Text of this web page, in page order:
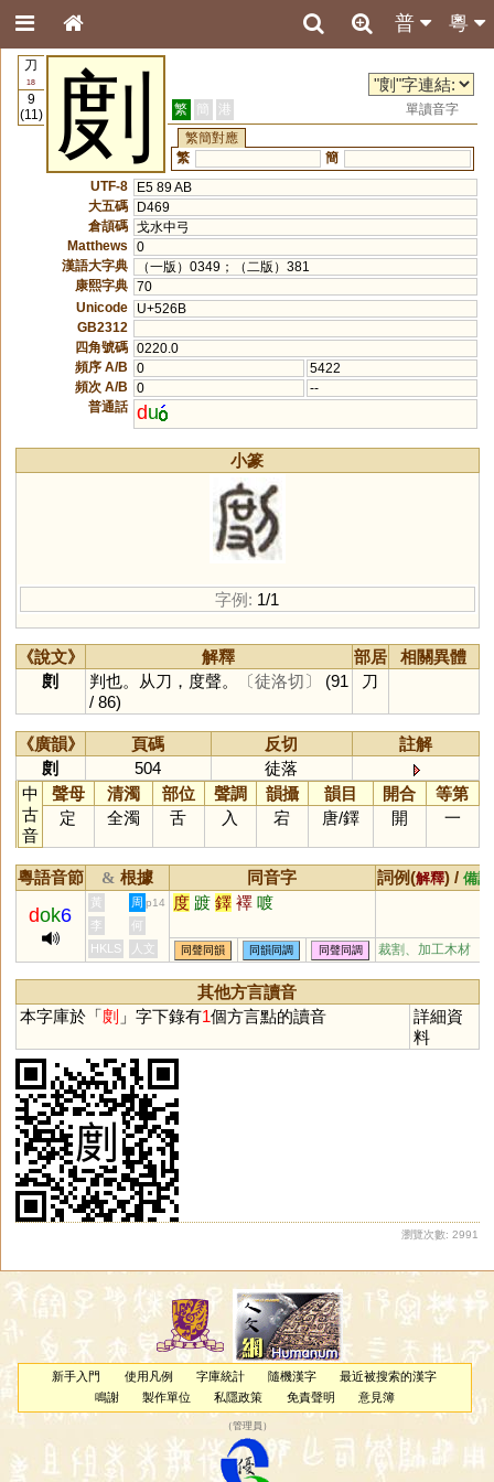
粵
普
刀
18
9
(11)
剫 繁 簡 港
單讀音字
繁簡對應
繁
簡
UTF-8
E5 89 AB
大五碼
D469
倉頡碼 戈水中弓
Matthews
0
漢語大字典
（一版）0349；（二版）381
康熙字典 70
Unicode
U+526B
GB2312
四角號碼 0220.0
頻序 A/B
0
5422
頻次 A/B
0
--
普通話 du
小篆
字例: 1/1
《說文》 解釋 部居
相關異體
剫
判也。从刀，度聲。 〔徒洛切〕
(91
/ 86)
刀
《廣韻》 頁碼 反切
註解
剫
504
徒落
中
古
音
聲母 清濁 部位 聲調 韻攝 韻目 開合
等第
定
全濁 舌 入 宕 唐/鐸 開 一
粵語音節 & 根據 同音字 詞例(解釋) / 備註
dok6
黃 周 p14 度 踱 鐸 襗 喥
李
何
HKLS
人文 同聲同韻 同韻同調 同聲同調 裁割、加工木材
其他方言讀音
本字庫於「剫 」字下錄有1個方言點的讀音
詳細資
料
瀏覽次數: 2991
新手入門 使用凡例 字庫統計 隨機漢字
最近被搜索的漢字
鳴謝
製作單位 私隱政策 免責聲明 意見簿
（管理員 ）